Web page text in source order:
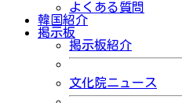
よくある質問
韓国紹介
掲示板
掲示板紹介
文化院ニュース